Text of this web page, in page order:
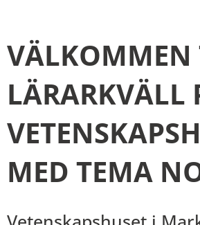
VÄLKOMMEN
LÄRARKVÄLL
MED TEMA